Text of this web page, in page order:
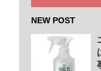
NEW POST